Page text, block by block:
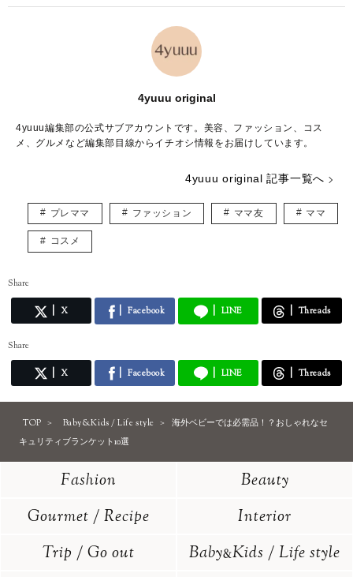
4yuuu original
4yuuu編集部の公式サブアカウントです。美容、ファッション、コス
メ、グルメなど編集部目線からイチオシ情報をお届けしています。
4yuuu original 記事一覧へ
プレママ ファッション ママ友 ママ
コスメ
Share
X Facebook LINE Threads
Share
X Facebook LINE Threads
TOP Baby&Kids / Life style
海外ベビーでは必需品！？おしゃれなセ
キュリティブランケット10選
Fashion
Beauty
Gourmet / Recipe
Interior
Trip / Go out
Baby&Kids / Life style